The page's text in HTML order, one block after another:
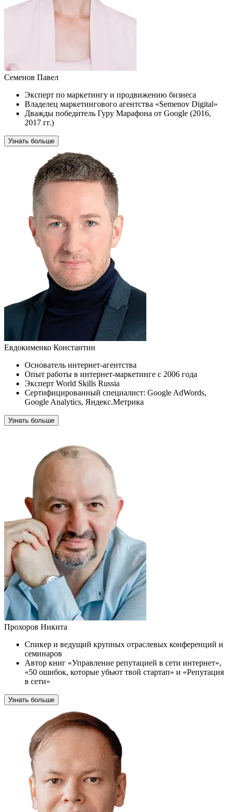
Семенов Павел
Эксперт по маркетингу и продвижению бизнеса
Владелец маркетингового агентства «Semenov Digital»
Дважды победитель Гуру Марафона от Google (2016,
2017 гг.)
Узнать больше
Евдокименко Константин
Основатель интернет-агентства
Опыт работы в интернет-маркетинге с 2006 года
Эксперт World Skills Russia
Сертифицированный специалист: Google AdWords,
Google Analytics, Яндекс.Метрика
Узнать больше
Прохоров Никита
Спикер и ведущий крупных отраслевых конференций и
семинаров
Автор книг «Управление репутацией в сети интернет»,
«50 ошибок, которые убьют твой стартап» и «Репутация
в сети»
Узнать больше